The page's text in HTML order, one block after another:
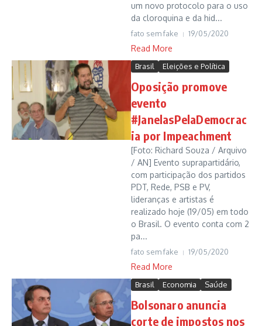
um novo protocolo para o uso
da cloroquina e da hid...
fato sem fake 19/05/2020
Read More
Brasil Eleições e Política
Oposição promove
evento
#JanelasPelaDemocrac
ia por Impeachment
[Foto: Richard Souza / Arquivo
/ AN] Evento suprapartidário,
com participação dos partidos
PDT, Rede, PSB e PV,
lideranças e artistas é
realizado hoje (19/05) em todo
o Brasil. O evento conta com 2
pa...
fato sem fake 19/05/2020
Read More
Brasil Economia Saúde
Bolsonaro anuncia
corte de impostos nos